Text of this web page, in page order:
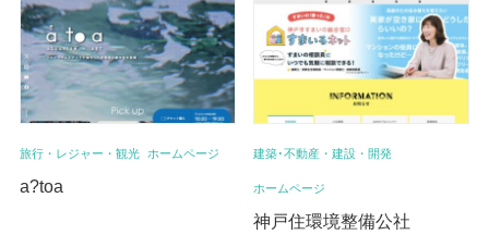
旅行・レジャー・観光 ホームページ
a?toa
建築･不動産・建設・開発
ホームページ
神戸住環境整備公社